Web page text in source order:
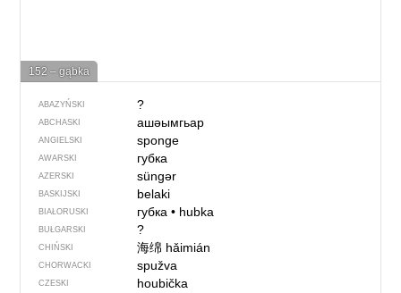
152 – gąbka
ABAZYŃSKI ?
ABCHASKI ашәымгьар
ANGIELSKI sponge
AWARSKI губка
AZERSKI süngər
BASKIJSKI belaki
BIAŁORUSKI губка• hubka
BUŁGARSKI ?
CHIŃSKI 海绵 hǎimián
CHORWACKI spužva
CZESKI houbička